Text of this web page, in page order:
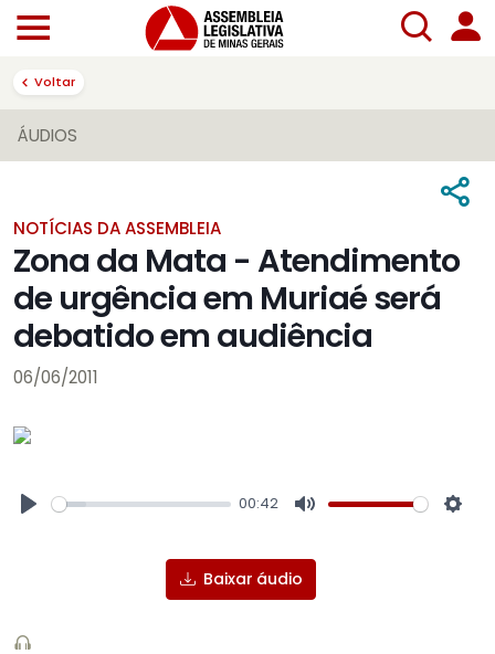
Voltar
ÁUDIOS
NOTÍCIAS DA ASSEMBLEIA
Zona da Mata - Atendimento
de urgência em Muriaé será
debatido em audiência
06/06/2011
00:42
Baixar áudio